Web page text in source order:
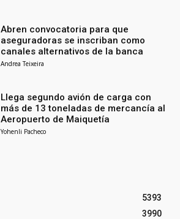
Abren convocatoria para que
aseguradoras se inscriban como
canales alternativos de la banca
Andrea Teixeira
Llega segundo avión de carga con
más de 13 toneladas de mercancía al
Aeropuerto de Maiquetía
Yohenli Pacheco
5393
3990